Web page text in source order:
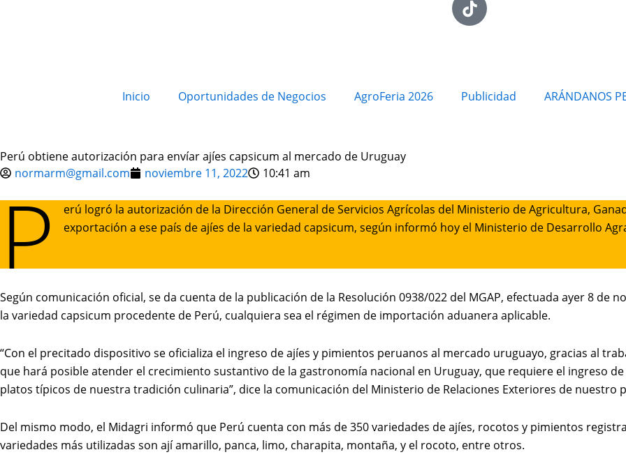
Inicio Oportunidades de Negocios AgroFeria 2026 Publicidad ARÁNDANOS
Perú obtiene autorización para envíar ajíes capsicum al mercado de Uruguay
normarm@gmail.com
noviembre 11, 2022 10:41 am
P
erú logró la autorización de la Dirección General de Servicios Agrícolas del Ministerio de Agricultura,
exportación a ese país de ajíes de la variedad capsicum, según informó hoy el Ministerio de Desarrollo
Según comunicación oficial, se da cuenta de la publicación de la Resolución 0938/022 del MGAP, efectuada ayer 8 de
la variedad capsicum procedente de Perú, cualquiera sea el régimen de importación aduanera aplicable.
“Con el precitado dispositivo se oficializa el ingreso de ajíes y pimientos peruanos al mercado uruguayo, gracias al
que hará posible atender el crecimiento sustantivo de la gastronomía nacional en Uruguay, que requiere el ingreso
platos típicos de nuestra tradición culinaria”, dice la comunicación del Ministerio de Relaciones Exteriores de nuestro
Del mismo modo, el Midagri informó que Perú cuenta con más de 350 variedades de ajíes, rocotos y pimientos
variedades más utilizadas son ají amarillo, panca, limo, charapita, montaña, y el rocoto, entre otros.